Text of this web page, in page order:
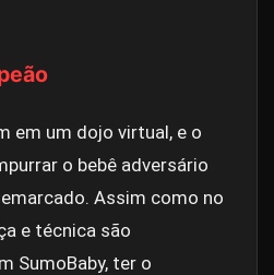
em um dojo virtual, e o
o bebê adversário
Assim como no
e técnica são
SumoBaby, ter o